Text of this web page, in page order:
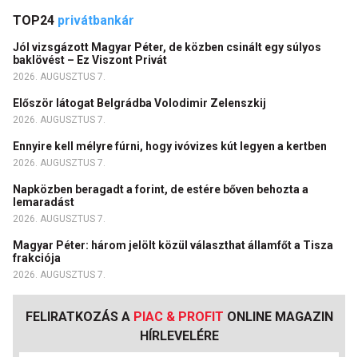
TOP24 privátbankár
Jól vizsgázott Magyar Péter, de közben csinált egy súlyos
baklövést – Ez Viszont Privát
2026. AUGUSZTUS 7.
Először látogat Belgrádba Volodimir Zelenszkij
2026. AUGUSZTUS 7.
Ennyire kell mélyre fúrni, hogy ivóvizes kút legyen a kertben
2026. AUGUSZTUS 7.
Napközben beragadt a forint, de estére bőven behozta a
lemaradást
2026. AUGUSZTUS 7.
Magyar Péter: három jelölt közül választhat államfőt a Tisza
frakciója
2026. AUGUSZTUS 7.
FELIRATKOZÁS A PIAC & PROFIT ONLINE MAGAZIN
HÍRLEVELÉRE